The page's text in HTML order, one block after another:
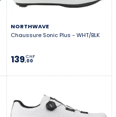
NORTHWAVE
Chaussure Sonic Plus - WHT/BLK
139,00
CHF